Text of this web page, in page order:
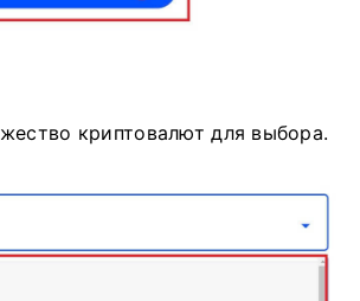
криптовалют для выбора.